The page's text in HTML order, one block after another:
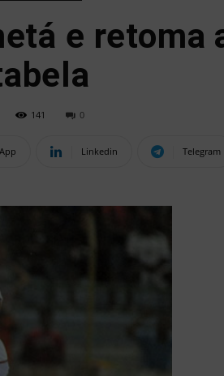
e retoma
141 0
Linkedin Telegram